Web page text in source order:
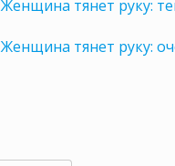
Женщина тянет руку:
Женщина тянет руку: